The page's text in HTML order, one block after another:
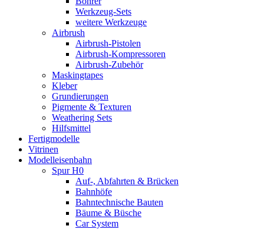
Werkzeug-Sets
weitere Werkzeuge
Airbrush
Airbrush-Pistolen
Airbrush-Kompressoren
Airbrush-Zubehör
Maskingtapes
Kleber
Grundierungen
Pigmente & Texturen
Weathering Sets
Hilfsmittel
Fertigmodelle
Vitrinen
Modelleisenbahn
Spur H0
Auf-, Abfahrten & Brücken
Bahnhöfe
Bahntechnische Bauten
Bäume & Büsche
Car System